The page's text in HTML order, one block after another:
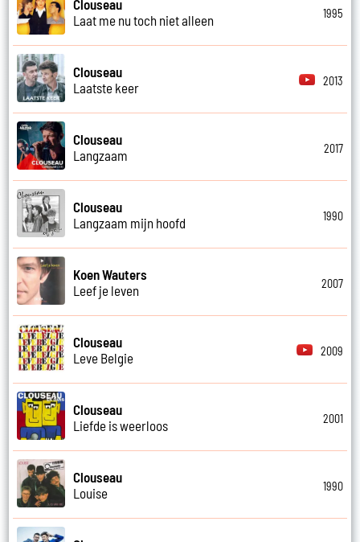
Clouseau
Laat me nu toch niet alleen
1995
Clouseau
Laatste keer
2013
Clouseau
Langzaam
2017
Clouseau
Langzaam mijn hoofd
1990
Koen Wauters
Leef je leven
2007
Clouseau
Leve Belgie
2009
Clouseau
Liefde is weerloos
2001
Clouseau
Louise
1990